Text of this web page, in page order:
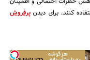
کنند. برای دیدن پرفروش